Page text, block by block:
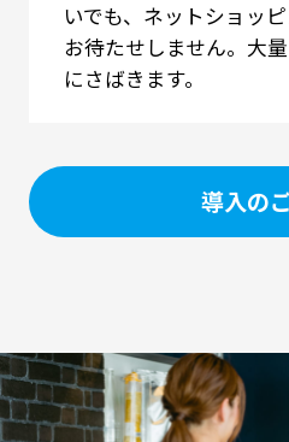
いでも、ネットショッ
お待たせしません。大
にさばきます。
導入の